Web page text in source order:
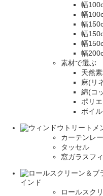
幅
幅
幅
幅
幅
幅
素材で選ぶ
天然
麻(リ
綿(コ
ポリ
ボイ
カーテンレ
タッセル
窓ガラスフ
インド
ロールスク